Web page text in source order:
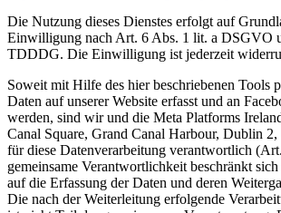
Die Nutzung dieses Dienstes erfolgt auf
Einwilligung nach Art. 6 Abs. 1 lit. a DSGVO
TDDDG. Die Einwilligung ist jederzeit
Soweit mit Hilfe des hier beschriebenen Tools
Daten auf unserer Website erfasst und an
werden, sind wir und die Meta Platforms
Canal Square, Grand Canal Harbour, Dublin 2,
für diese Datenverarbeitung verantwortlich
gemeinsame Verantwortlichkeit beschränkt
auf die Erfassung der Daten und deren
Die nach der Weiterleitung erfolgende